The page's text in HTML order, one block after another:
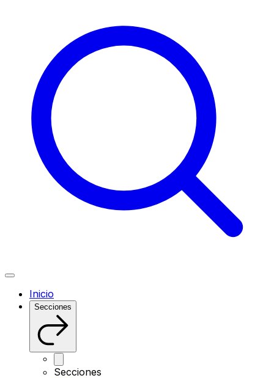
Inicio
Secciones
Secciones